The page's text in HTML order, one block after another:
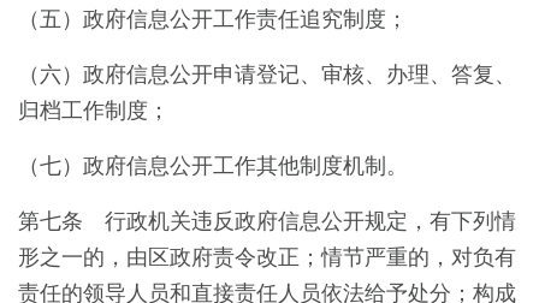
（五）政府信息公开工作责任追究制度；
（六）政府信息公开申请登记、审核、办理、答复、
归档工作制度；
（七）政府信息公开工作其他制度机制。
第七条 行政机关违反政府信息公开规定，有下列情
形之一的，由区政府责令改正；情节严重的，对负有
责任的领导人员和直接责任人员依法给予处分；构成